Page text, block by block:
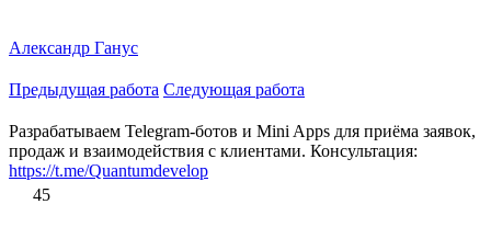
Александр Ганус
Предыдущая работа Следующая работа
Разрабатываем Telegram-ботов и Mini Apps для приёма заявок,
продаж и взаимодействия с клиентами. Консультация:
https://t.me/Quantumdevelop
45